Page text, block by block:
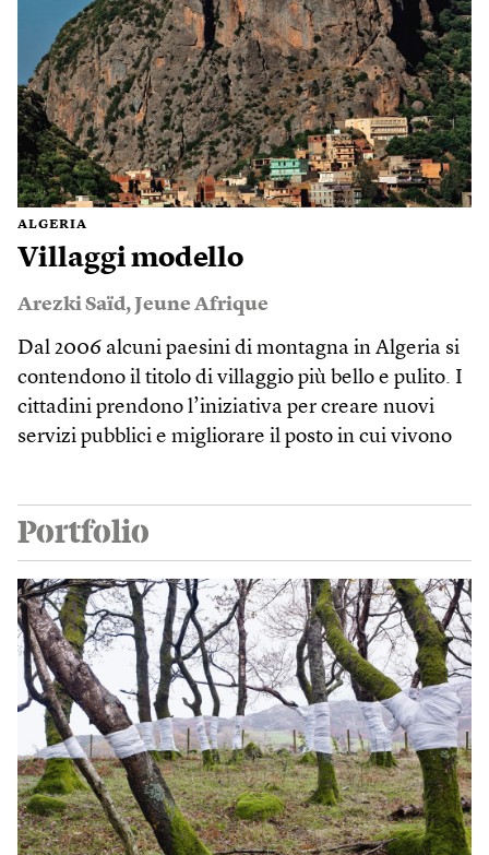
ALGERIA
Villaggi modello
Arezki Saïd, Jeune Afrique
Dal 2006 alcuni paesini di montagna in Algeria si
contendono il titolo di villaggio più bello e pulito. I
cittadini prendono l’iniziativa per creare nuovi
servizi pubblici e migliorare il posto in cui vivono
Portfolio